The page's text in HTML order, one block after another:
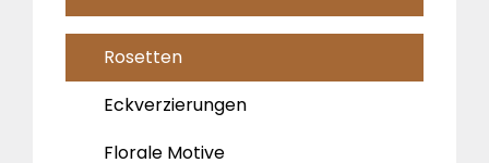
Rosetten
Eckverzierungen
Florale Motive